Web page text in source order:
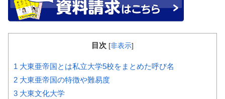
目次 [非表示]
1 大東亜帝国とは私立大学5校をまとめた呼び名
2 大東亜帝国の特徴や難易度
3 大東文化大学